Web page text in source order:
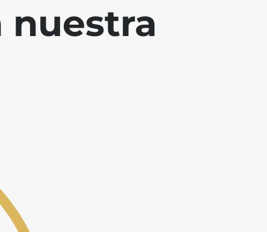
nuestra